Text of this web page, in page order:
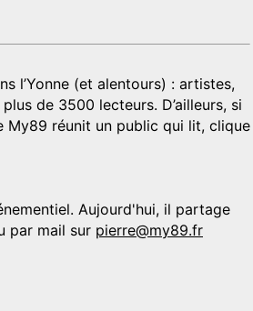
l’Yonne (et alentours) : artistes,
de 3500 lecteurs. D’ailleurs, si
My89 réunit un public qui lit, clique
Aujourd'hui, il partage
par mail sur pierre@my89.fr